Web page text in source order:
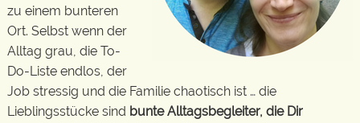
zu einem bunteren
Ort. Selbst wenn der
Alltag grau, die To-
Do-Liste endlos, der
Job stressig und die Familie chaotisch ist … die
Lieblingsstücke sind bunte Alltagsbegleiter, die Dir